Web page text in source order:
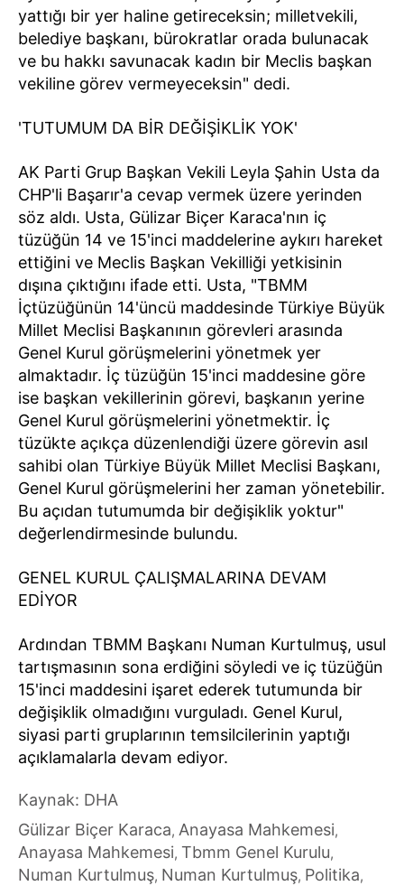
yattığı bir yer haline getireceksin; milletvekili,
belediye başkanı, bürokratlar orada bulunacak
ve bu hakkı savunacak kadın bir Meclis başkan
vekiline görev vermeyeceksin" dedi.
'TUTUMUM DA BİR DEĞİŞİKLİK YOK'
AK Parti Grup Başkan Vekili Leyla Şahin Usta da
CHP'li Başarır'a cevap vermek üzere yerinden
söz aldı. Usta, Gülizar Biçer Karaca'nın iç
tüzüğün 14 ve 15'inci maddelerine aykırı hareket
ettiğini ve Meclis Başkan Vekilliği yetkisinin
dışına çıktığını ifade etti. Usta, "TBMM
İçtüzüğünün 14'üncü maddesinde Türkiye Büyük
Millet Meclisi Başkanının görevleri arasında
Genel Kurul görüşmelerini yönetmek yer
almaktadır. İç tüzüğün 15'inci maddesine göre
ise başkan vekillerinin görevi, başkanın yerine
Genel Kurul görüşmelerini yönetmektir. İç
tüzükte açıkça düzenlendiği üzere görevin asıl
sahibi olan Türkiye Büyük Millet Meclisi Başkanı,
Genel Kurul görüşmelerini her zaman yönetebilir.
Bu açıdan tutumumda bir değişiklik yoktur"
değerlendirmesinde bulundu.
GENEL KURUL ÇALIŞMALARINA DEVAM
EDİYOR
Ardından TBMM Başkanı Numan Kurtulmuş, usul
tartışmasının sona erdiğini söyledi ve iç tüzüğün
15'inci maddesini işaret ederek tutumunda bir
değişiklik olmadığını vurguladı. Genel Kurul,
siyasi parti gruplarının temsilcilerinin yaptığı
açıklamalarla devam ediyor.
Kaynak: DHA
Gülizar Biçer Karaca, Anayasa Mahkemesi,
Anayasa Mahkemesi, Tbmm Genel Kurulu,
Numan Kurtulmuş, Numan Kurtulmuş, Politika,